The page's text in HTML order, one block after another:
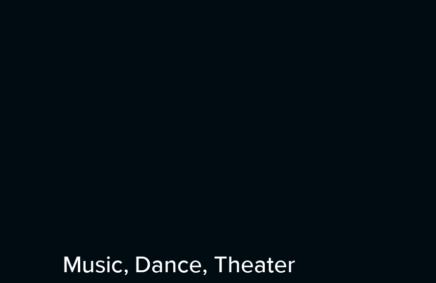
Music, Dance, Theater